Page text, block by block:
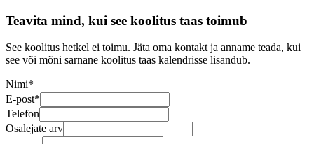
Teavita mind, kui see koolitus taas toimub
See koolitus hetkel ei toimu. Jäta oma kontakt ja anname teada, kui
see või mõni sarnane koolitus taas kalendrisse lisandub.
Nimi*
E-post*
Telefon
Osalejate arv